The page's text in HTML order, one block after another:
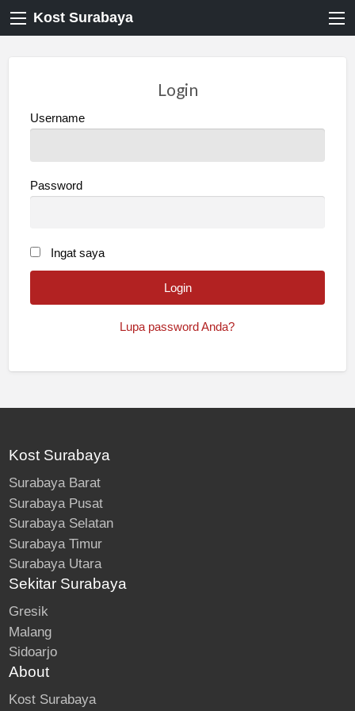
Kost Surabaya
Login
Username
Password
Ingat saya
Lupa password Anda?
Kost Surabaya
Surabaya Barat
Surabaya Pusat
Surabaya Selatan
Surabaya Timur
Surabaya Utara
Sekitar Surabaya
Gresik
Malang
Sidoarjo
About
Kost Surabaya